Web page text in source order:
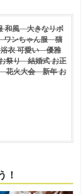
和風 大きなリボ
ンちゃん服 猫
衣 可愛い 優雅
祭り 結婚式 お正
花火大会 新年 お
！